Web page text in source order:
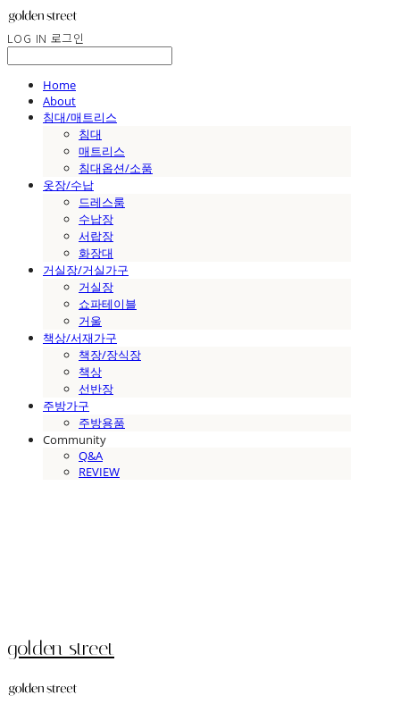
LOG IN 로그인
Home
About
침대/매트리스
침대
매트리스
침대옵션/소품
옷장/수납
드레스룸
수납장
서랍장
화장대
거실장/거실가구
거실장
쇼파테이블
거울
책상/서재가구
책장/장식장
책상
선반장
주방가구
주방용품
Community
Q&A
REVIEW
golden street